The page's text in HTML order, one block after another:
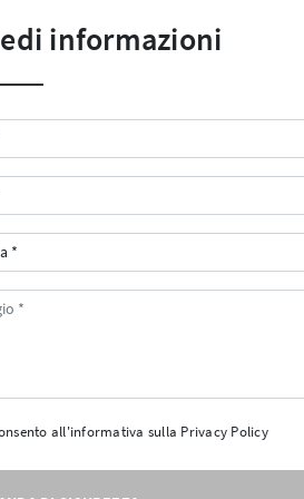
informazioni
all'informativa sulla Privacy Policy